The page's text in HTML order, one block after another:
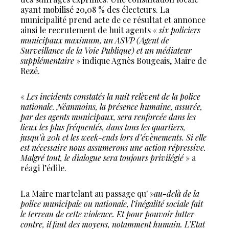
ayant mobilisé 20,08 % des électeurs. La
municipalité prend acte de ce résultat et annonce
ainsi le recrutement de huit agents «six policiers
municipaux maximum, un ASVP (Agent de
Surveillance de la Voie Publique) et un médiateur
supplémentaire » indique Agnès Bougeais, Maire de
Rezé.
« Les incidents constatés la nuit relèvent de la police
nationale. Néanmoins, la présence humaine, assurée,
par des agents municipaux, sera renforcée dans les
lieux les plus fréquentés, dans tous les quartiers,
jusqu’à 20h et les week-ends lors d’évènements. Si elle
est nécessaire nous assumerons une action répressive.
Malgré tout, le dialogue sera toujours privilégié» a
réagi l’édile.
La Maire martelant au passage qu' »au-delà de la
police municipale ou nationale, l’inégalité sociale fait
le terreau de cette violence. Et pour pouvoir lutter
contre, il faut des moyens, notamment humain. L’Etat